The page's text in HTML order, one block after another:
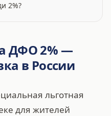
2%?
ДФО 2% —
в России
льготная
для жителей